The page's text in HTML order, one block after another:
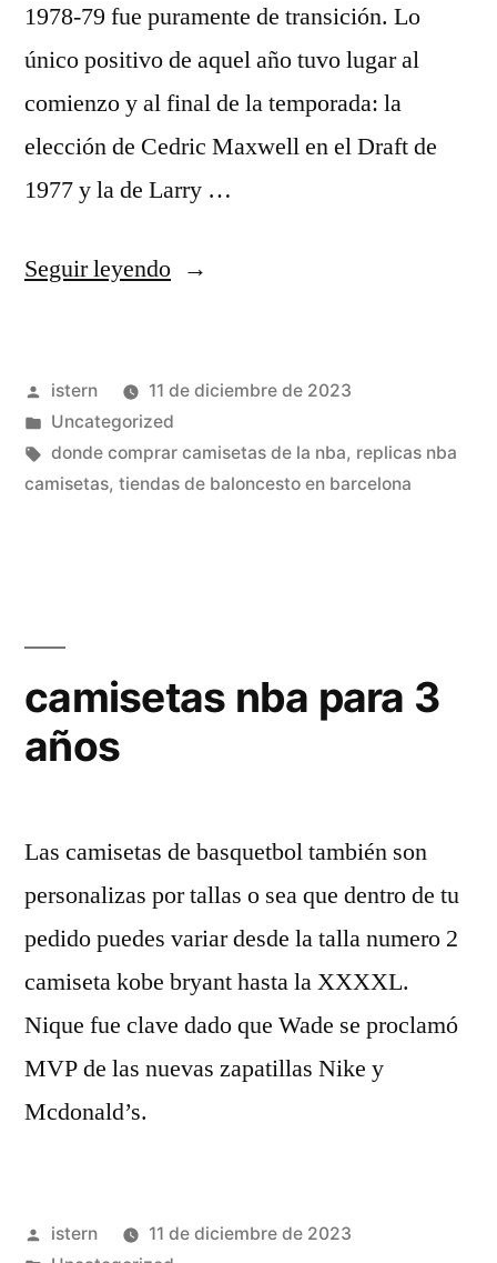
1978-79 fue puramente de transición. Lo
único positivo de aquel año tuvo lugar al
comienzo y al final de la temporada: la
elección de Cedric Maxwell en el Draft de
1977 y la de Larry …
Seguir leyendo«paginas
nba»
Publicado
por
istern
11 de diciembre de 2023
Publicado
en
Uncategorized
Etiquetas:
donde comprar camisetas de la nba, replicas nba
camisetas, tiendas de baloncesto en barcelona
camisetas nba para 3
años
Las camisetas de basquetbol también son
personalizas por tallas o sea que dentro de tu
pedido puedes variar desde la talla numero 2
camiseta kobe bryant hasta la XXXXL.
Nique fue clave dado que Wade se proclamó
MVP de las nuevas zapatillas Nike y
Mcdonald’s.
Publicado
istern
11 de diciembre de 2023